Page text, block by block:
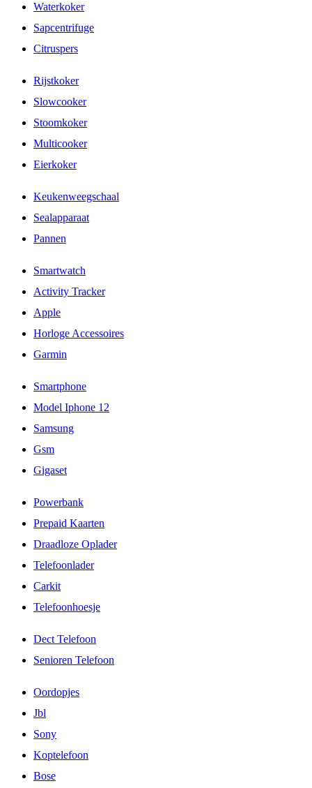
Waterkoker
Sapcentrifuge
Citruspers
Rijstkoker
Slowcooker
Stoomkoker
Multicooker
Eierkoker
Keukenweegschaal
Sealapparaat
Pannen
Smartwatch
Activity Tracker
Apple
Horloge Accessoires
Garmin
Smartphone
Model Iphone 12
Samsung
Gsm
Gigaset
Powerbank
Prepaid Kaarten
Draadloze Oplader
Telefoonlader
Carkit
Telefoonhoesje
Dect Telefoon
Senioren Telefoon
Oordopjes
Jbl
Sony
Koptelefoon
Bose